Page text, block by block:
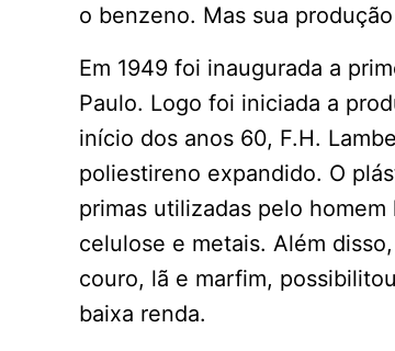
o benzeno. Mas sua
Em 1949 foi inaugurada a
Paulo. Logo foi iniciada a
início dos anos 60, F.H.
poliestireno expandido. O
primas utilizadas pelo
celulose e metais. Além
couro, lã e marfim,
baixa renda.